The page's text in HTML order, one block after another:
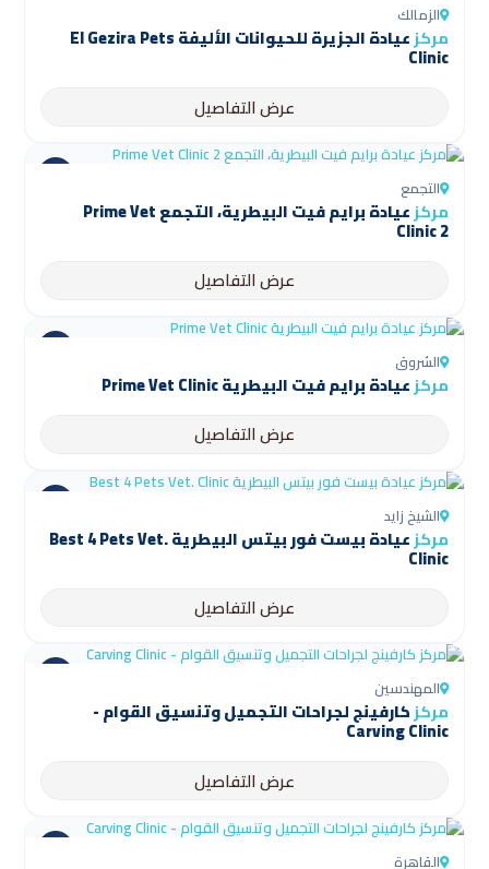
الزمالك
مركز عيادة الجزيرة للحيوانات الأليفة El Gezira Pets
Clinic
عرض التفاصيل
التجمع
مركز عيادة برايم فيت البيطرية، التجمع Prime Vet
Clinic 2
عرض التفاصيل
الشروق
مركزعيادة برايم فيت البيطرية Prime Vet Clinic
عرض التفاصيل
الشيخ زايد
مركز عيادة بيست فور بيتس البيطرية Best 4 Pets Vet.
Clinic
عرض التفاصيل
المهندسين
مركزكارفينج لجراحات التجميل وتنسيق القوام -
Carving Clinic
عرض التفاصيل
القاهرة